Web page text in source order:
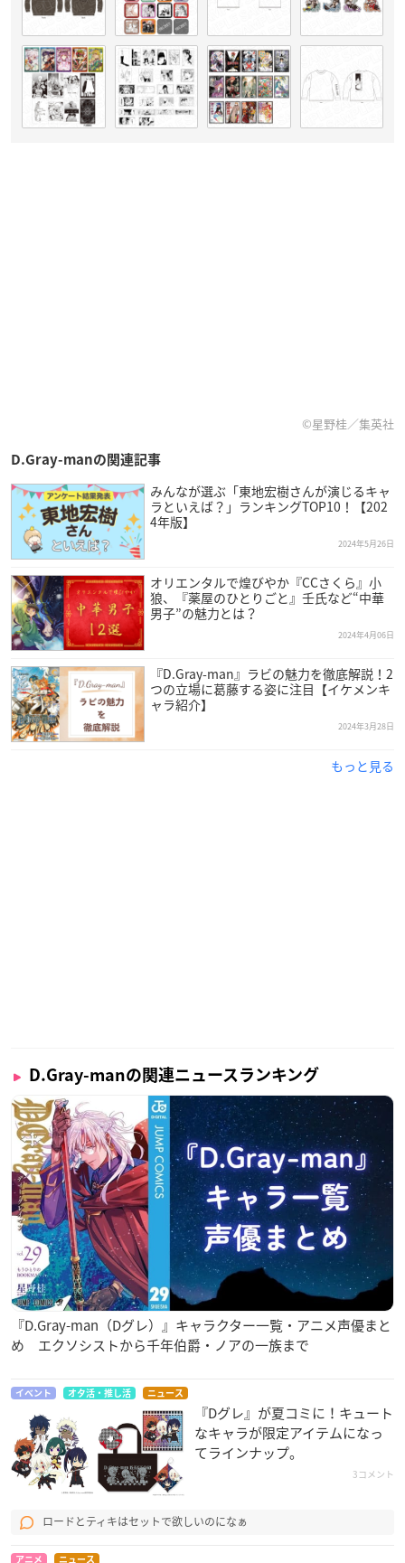
©星野桂／集英社
D.Gray-manの関連記事
みんなが選ぶ「東地宏樹さんが演じるキャ
ラといえば？」ランキングTOP10！【202
4年版】
2024年5月26日
オリエンタルで煌びやか『CCさくら』小
狼、『薬屋のひとりごと』壬氏など“中華
男子”の魅力とは？
2024年4月06日
『D.Gray-man』ラビの魅力を徹底解説！2
つの立場に葛藤する姿に注目【イケメンキ
ャラ紹介】
2024年3月28日
もっと見る
D.Gray-manの関連ニュースランキング
『D.Gray-man（Dグレ）』キャラクター一覧・アニメ声優まと
め エクソシストから千年伯爵・ノアの一族まで
イベント オタ活・推し活 ニュース
『Dグレ』が夏コミに！キュート
なキャラが限定アイテムになっ
てラインナップ。
3コメント
ロードとティキはセットで欲しいのになぁ
アニメ ニュース